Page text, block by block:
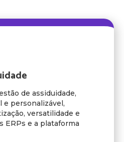
de assiduidade,
personalizável,
versatilidade e
ERPs e a plataforma